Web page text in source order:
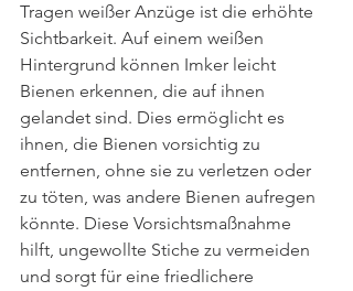
Tragen weißer Anzüge ist die erhöhte
Sichtbarkeit. Auf einem weißen
Hintergrund können Imker leicht
Bienen erkennen, die auf ihnen
gelandet sind. Dies ermöglicht es
ihnen, die Bienen vorsichtig zu
entfernen, ohne sie zu verletzen oder
zu töten, was andere Bienen aufregen
könnte. Diese Vorsichtsmaßnahme
hilft, ungewollte Stiche zu vermeiden
und sorgt für eine friedlichere